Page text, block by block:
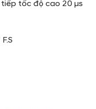
tốc độ cao 20 μs